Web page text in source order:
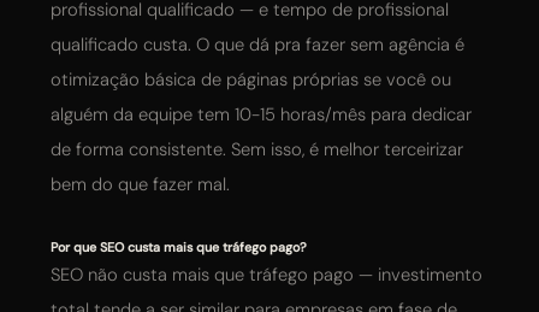
profissional qualificado — e tempo de profissional
qualificado custa. O que dá pra fazer sem agência é
otimização básica de páginas próprias se você ou
alguém da equipe tem 10-15 horas/mês para dedicar
de forma consistente. Sem isso, é melhor terceirizar
bem do que fazer mal.
Por que SEO custa mais que tráfego pago?
SEO não custa mais que tráfego pago — investimento